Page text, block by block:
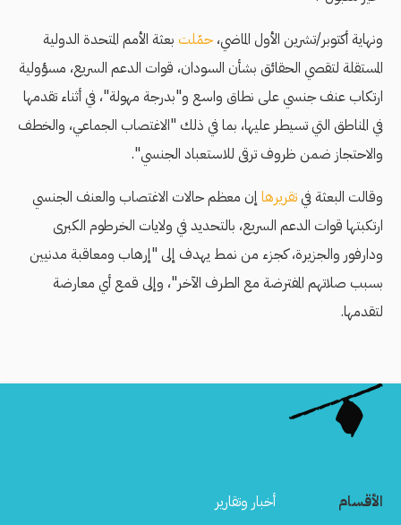
ونهاية أكتوبر/تشرين الأول الماضي، حمّلت بعثة الأمم المتحدة الدولية
المستقلة لتقصي الحقائق بشأن السودان، قوات الدعم السريع، مسؤولية
ارتكاب عنف جنسي على نطاق واسع و"بدرجة مهولة"، في أثناء تقدمها
في المناطق التي تسيطر عليها، بما في ذلك "الاغتصاب الجماعي، والخطف
والاحتجاز ضمن ظروف ترقى للاستعباد الجنسي".
وقالت البعثة فيتقريرها إن معظم حالات الاغتصاب والعنف الجنسي
ارتكبتها قوات الدعم السريع، بالتحديد في ولايات الخرطوم الكبرى
ودارفور والجزيرة، كجزء من نمط يهدف إلى "إرهاب ومعاقبة مدنيين
بسبب صلاتهم المفترضة مع الطرف الآخر"، وإلى قمع أي معارضة
لتقدمها.
الأقسام
أخبار وتقارير